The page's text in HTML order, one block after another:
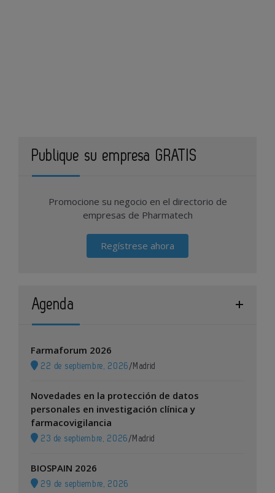
Publique su empresa GRATIS
Promocione su negocio en el directorio de
empresas de Pharmatech
Regístrese ahora
Agenda
Farmaforum 2026
22 de septiembre, 2026 / Madrid
Novedades en la protección de datos
personales en investigación clínica y
farmacovigilancia
23 de septiembre, 2026 / Madrid
BIOSPAIN 2026
29 de septiembre, 2026